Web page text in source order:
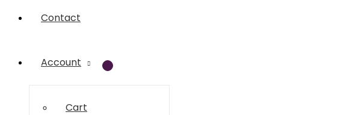
Contact
Account Menu
Cart